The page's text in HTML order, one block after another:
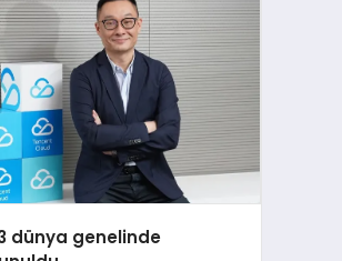
dünya genelinde